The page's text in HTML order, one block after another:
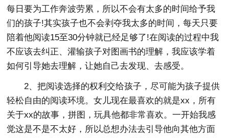
每日要为工作奔波劳累，所以不会有太多的时间给予我
们的孩子!其实孩子也不会剥夺我太多的时间，每天只要
陪着他阅读15至30分钟就已经足够了!在阅读的过程中我
不应该去纠正、灌输孩子对图画书的理解，我应该学着
如何引导她去理解，让她自己去发现、去感受。
2、把阅读选择的权利交给孩子，尽可能为孩子提供
轻松自由的阅读环境。女儿现在最喜欢的就是xx，所有
关于xx的故事，拼图，玩具他都非常喜欢。一开始我感
觉这是不是不太好，所以总想办法去引导他向其他方面